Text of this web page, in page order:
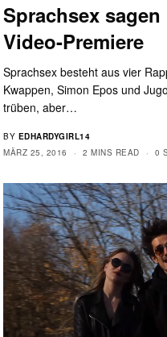
Sprachsex sagen
Video-Premiere
Sprachsex besteht aus vier
Kwappen, Simon Epos und
trüben, aber…
BY EDHARDYGIRL14
MÄRZ 25, 2016
2 MINS READ 0